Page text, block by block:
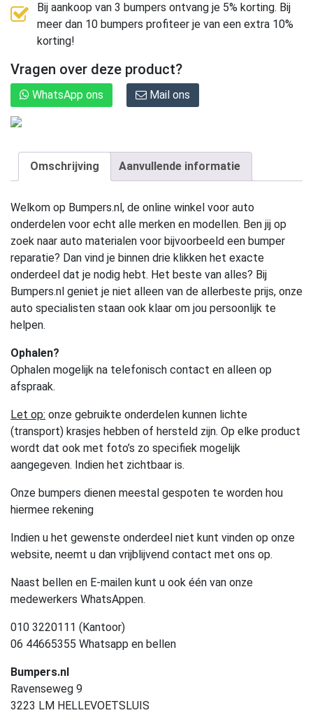
Bij aankoop van 3 bumpers ontvang je 5% korting. Bij
meer dan 10 bumpers profiteer je van een extra 10%
korting!
Vragen over deze product?
WhatsApp ons Mail ons
Omschrijving Aanvullende informatie
Welkom op Bumpers.nl, de online winkel voor auto
onderdelen voor echt alle merken en modellen. Ben jij op
zoek naar auto materialen voor bijvoorbeeld een bumper
reparatie? Dan vind je binnen drie klikken het exacte
onderdeel dat je nodig hebt. Het beste van alles? Bij
Bumpers.nl geniet je niet alleen van de allerbeste prijs, onze
auto specialisten staan ook klaar om jou persoonlijk te
helpen.
Ophalen?
Ophalen mogelijk na telefonisch contact en alleen op
afspraak.
Let op: onze gebruikte onderdelen kunnen lichte
(transport) krasjes hebben of hersteld zijn. Op elke product
wordt dat ook met foto’s zo specifiek mogelijk
aangegeven. Indien het zichtbaar is.
Onze bumpers dienen meestal gespoten te worden hou
hiermee rekening
Indien u het gewenste onderdeel niet kunt vinden op onze
website, neemt u dan vrijblijvend contact met ons op.
Naast bellen en E-mailen kunt u ook één van onze
medewerkers WhatsAppen.
010 3220111 (Kantoor)
06 44665355 Whatsapp en bellen
Bumpers.nl
Ravenseweg 9
3223 LM HELLEVOETSLUIS